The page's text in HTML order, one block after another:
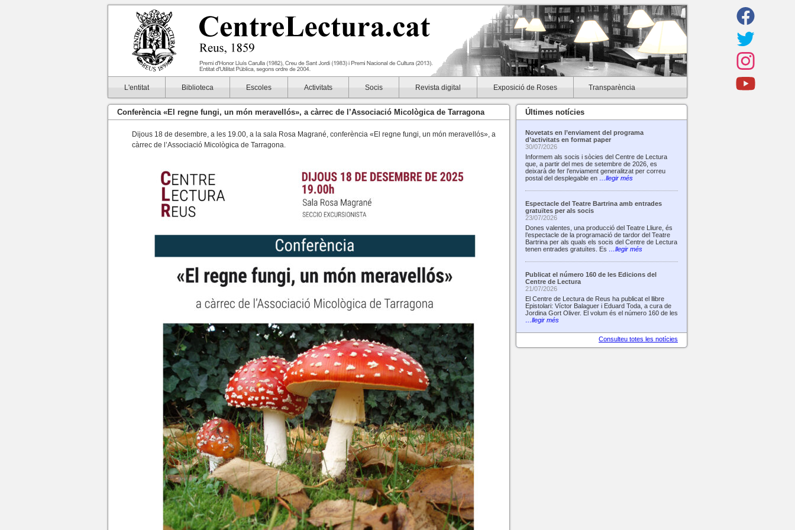
L'entitat Biblioteca Escoles Activitats Socis Revista digital Exposició de Roses Transparència
Conferència «El regne fungi, un món meravellós», a càrrec de l’Associació Micològica de Tarragona
Dijous 18 de desembre, a les 19.00, a la sala Rosa Magrané, conferència «El regne fungi, un món meravellós», a
càrrec de l’Associació Micològica de Tarragona.
Últimes notícies
Novetats en l’enviament del programa
d’activitats en format paper
30/07/2026
Informem als socis i sòcies del Centre de Lectura
que, a partir del mes de setembre de 2026, es
deixarà de fer l’enviament generalitzat per correu
postal del desplegable en …llegir més
Espectacle del Teatre Bartrina amb entrades
gratuïtes per als socis
23/07/2026
Dones valentes, una producció del Teatre Lliure, és
l’espectacle de la programació de tardor del Teatre
Bartrina per als quals els socis del Centre de Lectura
tenen entrades gratuïtes. Es …llegir més
Publicat el número 160 de les Edicions del
Centre de Lectura
21/07/2026
El Centre de Lectura de Reus ha publicat el llibre
Epistolari: Víctor Balaguer i Eduard Toda, a cura de
Jordina Gort Oliver. El volum és el número 160 de les
…llegir més
Consulteu totes les notícies